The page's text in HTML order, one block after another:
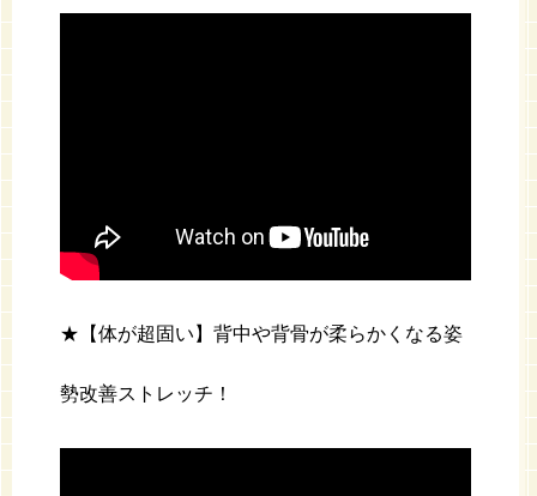
★【体が超固い】背中や背骨が柔らかくなる姿
勢改善ストレッチ！